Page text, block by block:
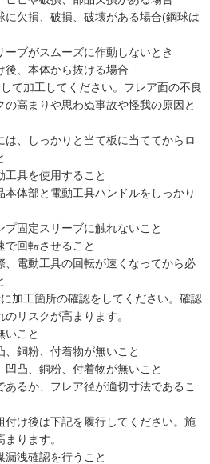
に欠損、破損、破壊がある場合(鋼球は
ーブがスムーズに作動しないとき
後、本体から抜ける場合
て加工してください。フレア面の不良
高まりや思わぬ事故や怪我の原因と
は、しっかりと当て板に当ててからロ
工具を使用すること
本体部と電動工具ハンドルをしっかり
プ固定スリーブに触れないこと
で回転させること
、電動工具の回転が速くなってから必
加工箇所の確認をしてください。確認
リスクが高まります。
いこと
、銅粉、付着物が無いこと
凹凸、銅粉、付着物が無いこと
あるか、フレア径が適切寸法であるこ
け後は下記を履行してください。施
ります。
漏洩確認を行うこと